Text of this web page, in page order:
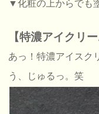
▼化粧の上からでも
【特濃アイクリー
あっ！特濃アイスク
う、じゅるっ。笑